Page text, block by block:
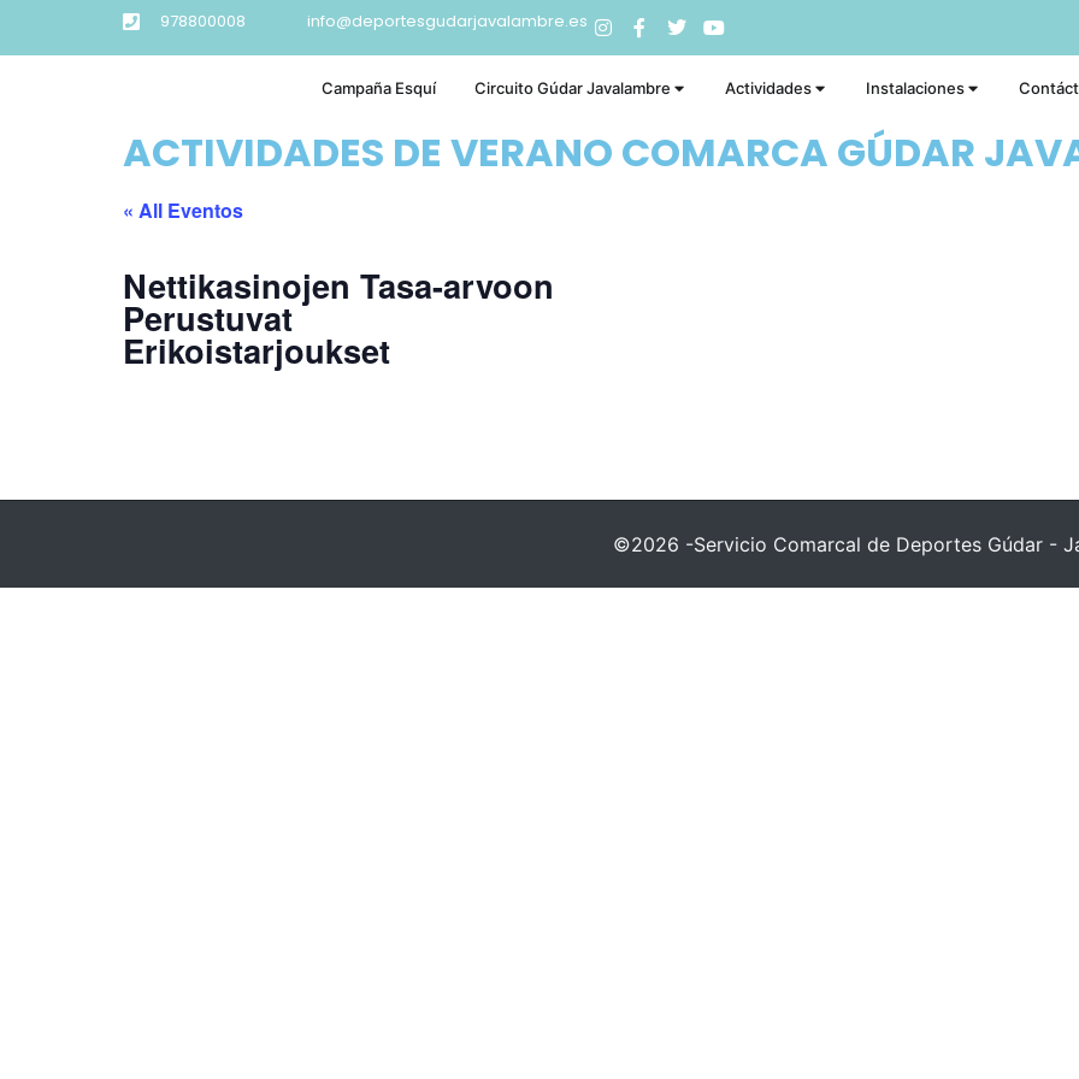
978800008 info@deportesgudarjavalambre.es
Campaña Esquí Circuito Gúdar Javalambre Actividades Instalaciones
ACTIVIDADES DE VERANO COMARCA GÚDAR
« All Eventos
Nettikasinojen Tasa-arvoon
Perustuvat
Erikoistarjoukset
©2026 -Servicio Comarcal de Deportes Gúdar -